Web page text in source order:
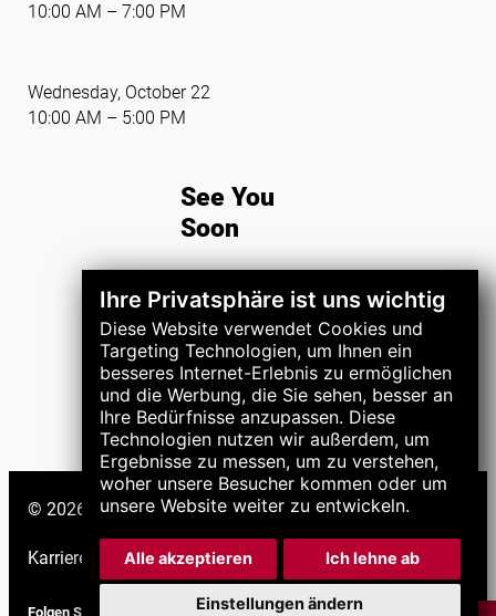
Ihre Privatsphäre ist uns wichtig
Diese Website verwendet Cookies und
Targeting Technologien, um Ihnen ein
besseres Internet-Erlebnis zu ermöglichen
und die Werbung, die Sie sehen, besser an
Ihre Bedürfnisse anzupassen. Diese
Technologien nutzen wir außerdem, um
Ergebnisse zu messen, um zu verstehen,
woher unsere Besucher kommen oder um
unsere Website weiter zu entwickeln.
Alle akzeptieren Ich lehne ab
Einstellungen ändern
10:00 AM – 7:00 PM
Wednesday, October 22
10:00 AM – 5:00 PM
See You
Soon
REGISTER NOW
© 2026 LNS-Gruppe. Alle Rechte vorbehalten.
Karriere Support|
Folgen Sie uns